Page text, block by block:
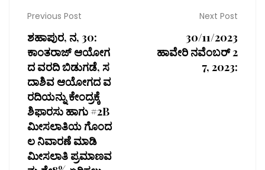
Previous Post
ಶಹಾಪುರ, ನ, 30:
ಕಾಂತರಾಜ್ ಆಯೋಗ
ದ ವರದಿ ಬಿಡುಗಡೆ, ಸ
ದಾಶಿವ ಆಯೋಗದ ವ
ರದಿಯನ್ನು ಕೇಂದ್ರಕ್ಕೆ
ಶಿಫಾರಸು ಹಾಗು #2B
ಮೀಸಲಾತಿಯ ಗೊಂದ
ಲ ನಿವಾರಣೆ ಮಾಡಿ
ಮೀಸಲಾತಿ ಪ್ರಮಾಣವ
Next Post
30/11/2023
ಹಾವೇರಿ ನವೆಂಬರ್ 2
7, 2023: